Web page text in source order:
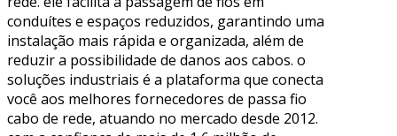
conduítes e espaços reduzidos, garantindo uma
instalação mais rápida e organizada, além de
reduzir a possibilidade de danos aos cabos. o
soluções industriais é a plataforma que conecta
você aos melhores fornecedores de passa fio
cabo de rede, atuando no mercado desde 2012.